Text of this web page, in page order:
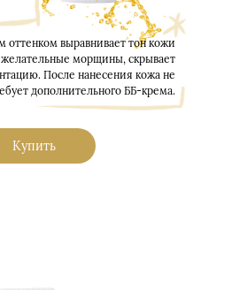
Купить
оттенком выравнивает тон кожи
морщины, скрывает
После нанесения кожа не
дополнительного ББ-крема.